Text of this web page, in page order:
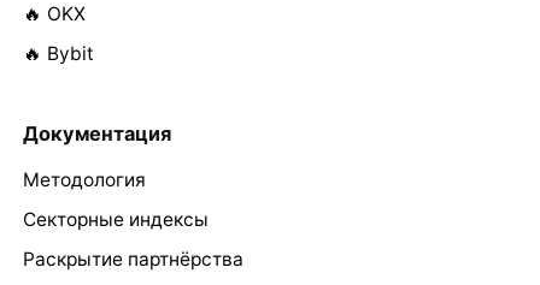
🔥 OKX
🔥 Bybit
Документация
Методология
Секторные индексы
Раскрытие партнёрства